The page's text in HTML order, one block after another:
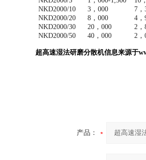
NKD2000/10 3，000 7，
NKD2000/20 8，000 4，
NKD2000/30 20，000 2，
NKD2000/50 40，000 2，
超高速湿法研磨分散机信息来源于
产品：